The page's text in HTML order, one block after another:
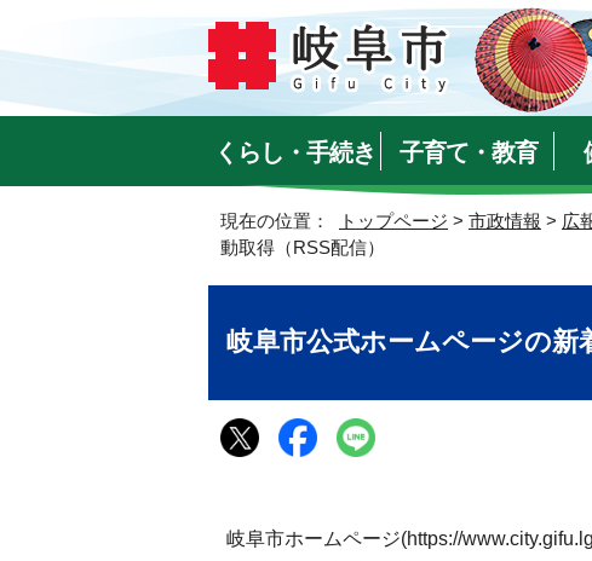
くらし・手続き 子育て・教育
現在の位置： トップページ > 市政情報 > 広
動取得（RSS配信）
岐阜市公式ホームページの新
岐阜市ホームページ(https://